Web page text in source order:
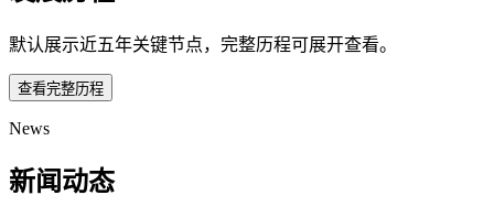
默认展示近五年关键节点，完整历程可展开查看。
查看完整历程
News
新闻动态